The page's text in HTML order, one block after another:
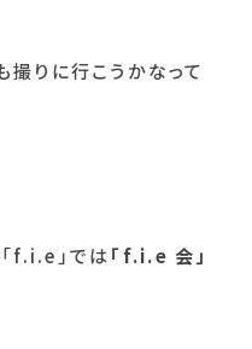
りに行こうかなって
f.i.e」では「f.i.e 会」